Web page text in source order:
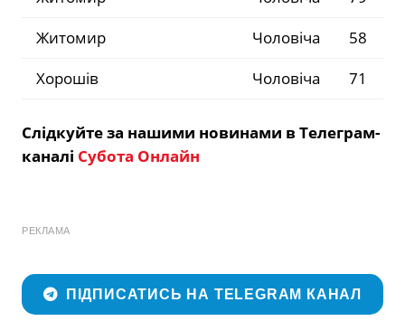
Житомир
Чоловіча
58
Хорошів
Чоловіча 71
Слідкуйте за нашими новинами в Телеграм-
каналі Субота Онлайн
РЕКЛАМА
ПІДПИСАТИСЬ НА TELEGRAM КАНАЛ